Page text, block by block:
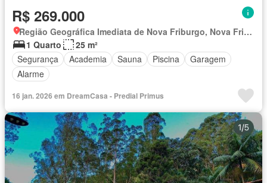
R$ 269.000
Região Geográfica Imediata de Nova Friburgo, Nova Friburgo
1 Quarto
25 m²
Segurança
Academia Sauna Piscina
Garagem
Alarme
16 jan. 2026 em DreamCasa - Predial Primus